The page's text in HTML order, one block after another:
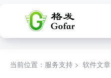
当前位置：服务支持 > 软件文章